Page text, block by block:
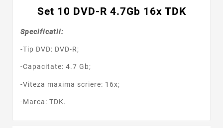
Set 10 DVD-R 4.7Gb 16x TDK
Specificatii:
-Tip DVD: DVD-R;
-Capacitate: 4.7 Gb;
-Viteza maxima scriere: 16x;
-Marca: TDK.